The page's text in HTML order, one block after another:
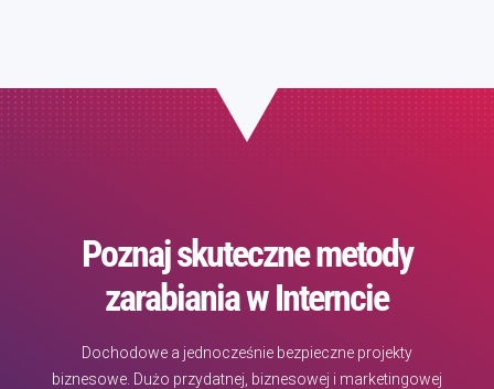
Poznaj skuteczne metody
zarabiania w Interncie
Dochodowe a jednocześnie bezpieczne projekty
biznesowe. Dużo przydatnej, biznesowej i marketingowej